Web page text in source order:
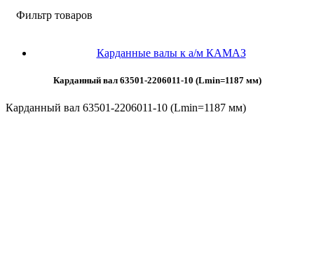
Фильтр товаров
Карданные валы к а/м КАМАЗ
Карданный вал 63501-2206011-10 (Lmin=1187 мм)
Карданный вал 63501-2206011-10 (Lmin=1187 мм)